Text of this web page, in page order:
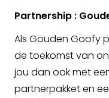
Partnership :
Als Gouden Goofy
de toekomst van
jou dan ook met
partnerpakket en